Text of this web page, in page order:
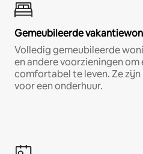
Gemeubileerde
Volledig gemeubileerde
en andere voorzieningen om
comfortabel te leven. Ze
voor een onderhuur.